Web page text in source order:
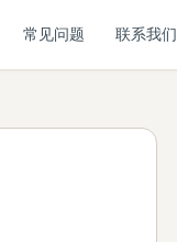
常见问题 联系我们